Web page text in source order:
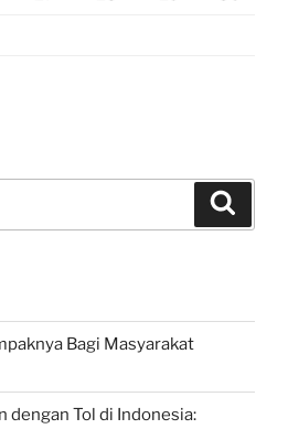
Bagi Masyarakat
dengan Tol di Indonesia: